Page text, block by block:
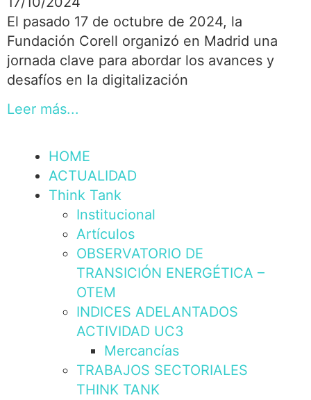
El pasado 17 de octubre de 2024, la
Fundación Corell organizó en Madrid una
jornada clave para abordar los avances y
desafíos en la digitalización
Leer más...
HOME
ACTUALIDAD
Think Tank
Institucional
Artículos
OBSERVATORIO DE
TRANSICIÓN ENERGÉTICA –
OTEM
INDICES ADELANTADOS
ACTIVIDAD UC3
Mercancías
TRABAJOS SECTORIALES
THINK TANK